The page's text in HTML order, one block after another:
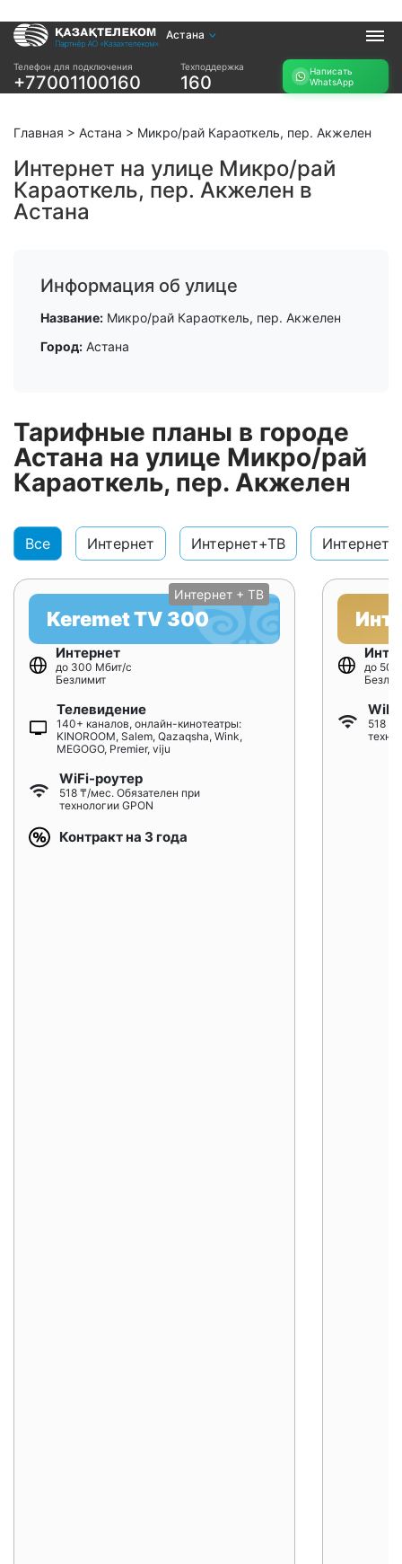
Астана
Телефон для подключения
+77001100160
Техподдержка
160
Написать
WhatsApp
Услуги
Интернет и ТВ в
Интернет и ТВ в
Интернет в офис
Прочее
Проверить
Проверить
возможность
подключения по
названию ЖК
Новости
Подключиться к
КазахТелеком
Главная > Астана > Микро/рай Караоткель, пер. Акжелен
Интернет на улице Микро/рай
Караоткель, пер. Акжелен в
Астана
Информация об улице
Название: Микро/рай Караоткель, пер. Акжелен
Город: Астана
Тарифные планы в городе
Астана на улице Микро/рай
Караоткель, пер. Акжелен
Все Интернет Интернет+ТВ
Интернет + ТВ
Keremet TV 300
Интернет
до 300 Мбит/с
Безлимит
Телевидение
140+ каналов, онлайн-кинотеатры:
KINOROOM, Salem, Qazaqsha, Wink,
MEGOGO, Premier, viju
WiFi-роутер
518 ₸/мес. Обязателен при
технологии GPON
Контракт на 3 года
до
518